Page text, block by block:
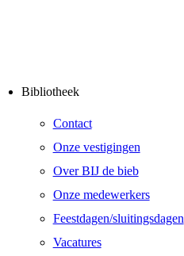
Bibliotheek
Contact
Onze vestigingen
Over BIJ de bieb
Onze medewerkers
Feestdagen/sluitingsdagen
Vacatures